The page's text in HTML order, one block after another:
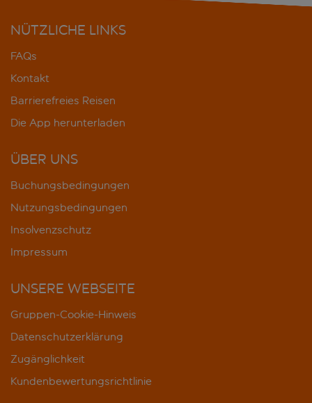
NÜTZLICHE LINKS
FAQs
Kontakt
Barrierefreies Reisen
Die App herunterladen
ÜBER UNS
Buchungsbedingungen
Nutzungsbedingungen
Insolvenzschutz
Impressum
UNSERE WEBSEITE
Gruppen-Cookie-Hinweis
Datenschutzerklärung
Zugänglichkeit
Kundenbewertungsrichtlinie